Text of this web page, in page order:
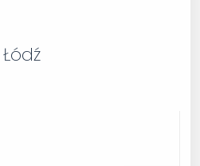
Łódź